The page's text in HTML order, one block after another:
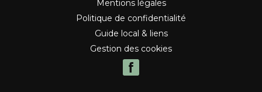
Mentions légales
Politique de confidentialité
Guide local & liens
Gestion des cookies